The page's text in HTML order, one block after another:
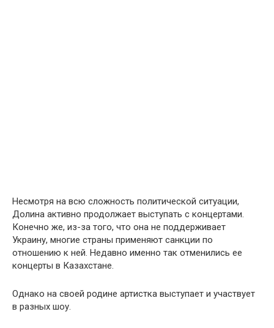
Несмотря на всю сложность политической ситуации,
Долина активно продолжает выступать с концертами.
Конечно же, из-за того, что она не поддерживает
Украину, многие страны применяют санкции по
отношению к ней. Недавно именно так отменились ее
концерты в Казахстане.
Однако на своей родине артистка выступает и участвует
в разных шоу.